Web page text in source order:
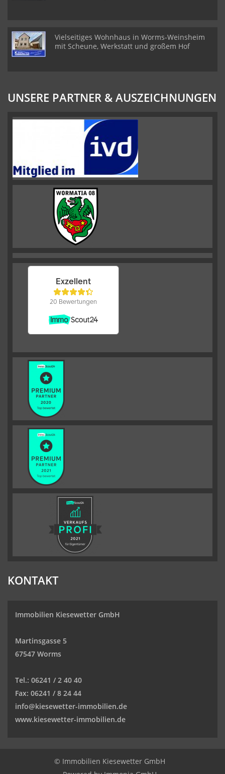
Vielseitiges Wohnhaus in Worms-Weinsheim
mit Scheune, Werkstatt und großem Hof
UNSERE PARTNER & AUSZEICHNUNGEN
KONTAKT
Immobilien Kiesewetter GmbH
Martinsgasse 5
67547 Worms
Tel.: 06241 / 2 40 40
Fax: 06241 / 8 24 44
info@kiesewetter-immobilien.de
www.kiesewetter-immobilien.de
© Immobilien Kiesewetter GmbH